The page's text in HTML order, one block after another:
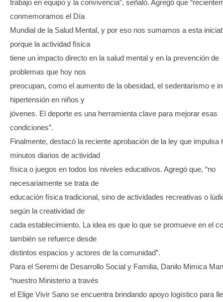
trabajo en equipo y la convivencia”, señaló. Agregó que
conmemoramos el Día
Mundial de la Salud Mental, y por eso nos sumamos a esta
porque la actividad física
tiene un impacto directo en la salud mental y en la prevención de
problemas que hoy nos
preocupan, como el aumento de la obesidad, el sedentarismo e
hipertensión en niños y
jóvenes. El deporte es una herramienta clave para mejorar esas
condiciones”.
Finalmente, destacó la reciente aprobación de la ley que impulsa
minutos diarios de actividad
física o juegos en todos los niveles educativos. Agregó que, “no
necesariamente se trata de
educación física tradicional, sino de actividades recreativas o
según la creatividad de
cada establecimiento. La idea es que lo que se promueve en el
también se refuerce desde
distintos espacios y actores de la comunidad”.
Para el Seremi de Desarrollo Social y Familia, Danilo Mimica
“nuestro Ministerio a través
el Elige Vivir Sano se encuentra brindando apoyo logístico para